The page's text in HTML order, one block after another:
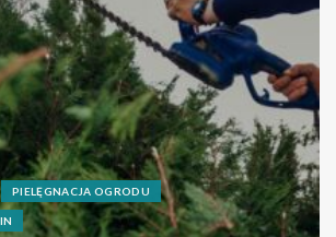
PIELĘGNACJA OGRODU